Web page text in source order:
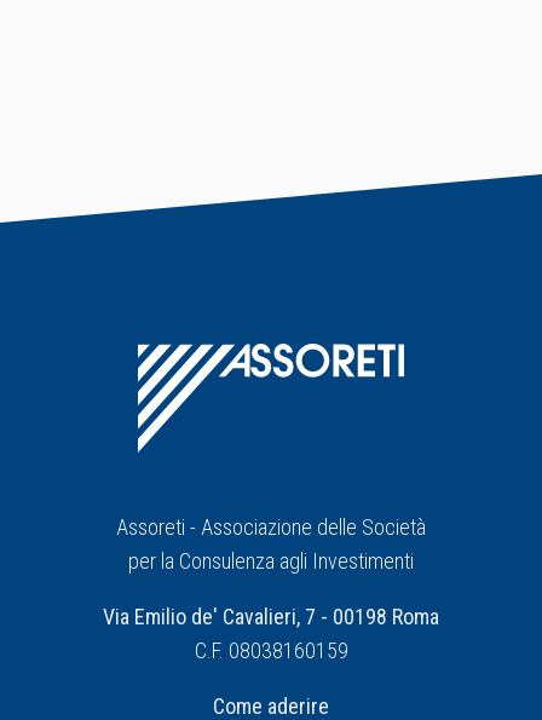
Assoreti - Associazione delle Società
per la Consulenza agli Investimenti
Via Emilio de' Cavalieri, 7 - 00198 Roma
C.F. 08038160159
Come aderire